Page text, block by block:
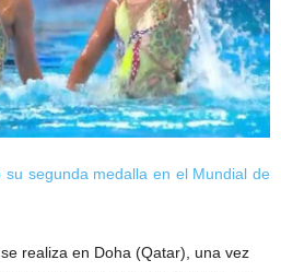
su segunda medalla en el Mundial de
realiza en Doha (Qatar), una vez